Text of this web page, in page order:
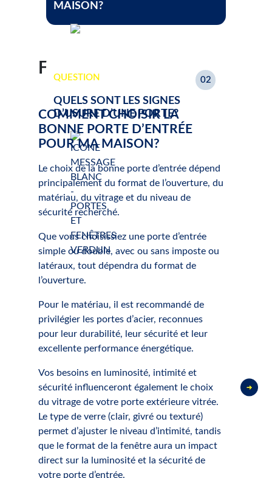
MAISON?
QUESTION 02
QUELS SONT LES SIGNES
D’USURE D’UNE PORTE?
FAQ
COMMENT CHOISIR LA
BONNE PORTE D’ENTRÉE
POUR MA MAISON?
Le choix de la bonne porte d’entrée dépend
principalement du format de l’ouverture, du
matériau, du vitrage et du niveau de
sécurité recherché.
Que vous choisissiez une porte d’entrée
simple ou double, avec ou sans imposte ou
latéraux, tout dépendra du format de
l’ouverture.
Pour le matériau, il est recommandé de
privilégier les portes d’acier, reconnues
pour leur durabilité, leur sécurité et leur
excellente performance énergétique.
Vos besoins en luminosité, intimité et
sécurité influenceront également le choix
du vitrage de votre porte extérieure vitrée.
Le type de verre (clair, givré ou texturé)
permet d’ajuster le niveau d’intimité, tandis
que le format de la fenêtre aura un impact
direct sur la luminosité et la sécurité de
votre porte d’entrée.